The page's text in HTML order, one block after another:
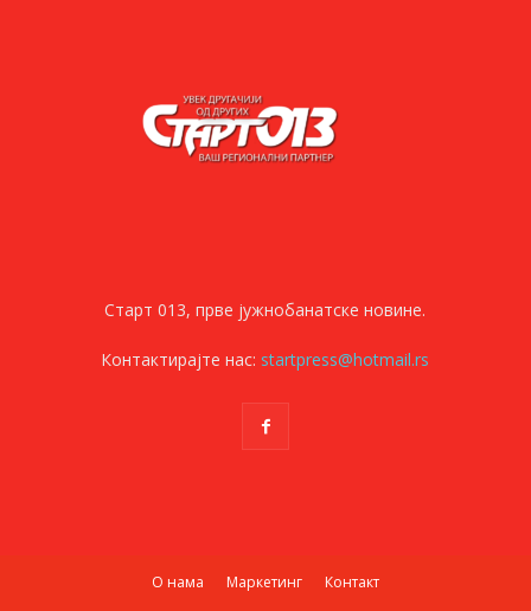
Старт 013, прве јужнобанатске новине.
Контактирајте нас: startpress@hotmail.rs
О нама Маркетинг Контакт